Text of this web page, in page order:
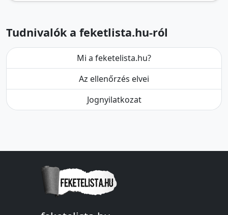
Tudnivalók a feketlista.hu-ról
Mi a feketelista.hu?
Az ellenőrzés elvei
Jognyilatkozat